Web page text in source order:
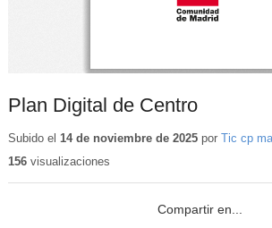
Plan Digital de Centro
Subido el 14 de noviembre de 2025por Tic cp
156visualizaciones